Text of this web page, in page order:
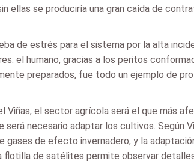
ellas se produciría una gran caída de
de estrés para el sistema por la alta
el humano, gracias a los peritos
preparados, fue todo un ejemplo de
el sector agrícola será el que más
necesario adaptar los cultivos. Según
de efecto invernadero, y la
flotilla de satélites permite observar